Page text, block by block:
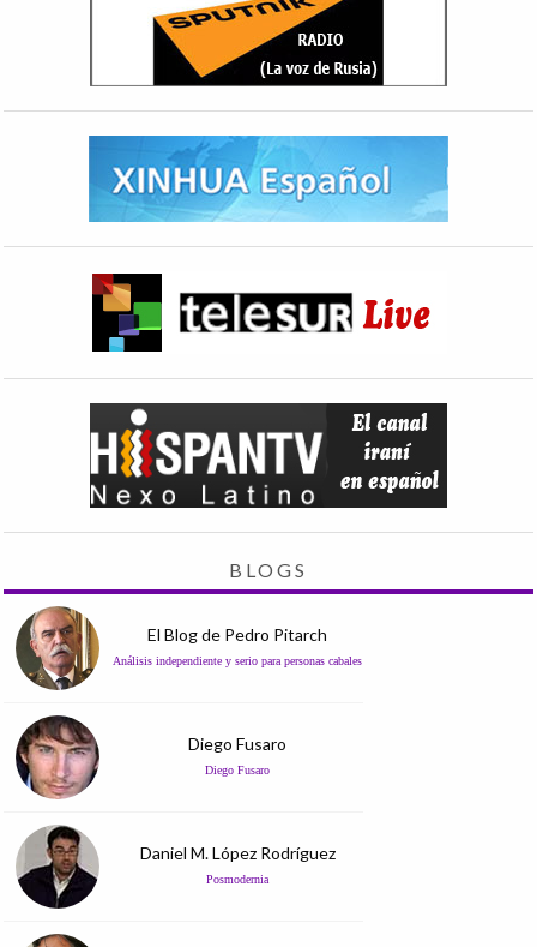
BLOGS
El Blog de Pedro Pitarch
Análisis independiente y serio para personas cabales
Diego Fusaro
Diego Fusaro
Daniel M. López Rodríguez
Posmodernia